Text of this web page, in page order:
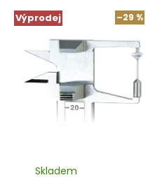
Výprodej –29 %
Skladem